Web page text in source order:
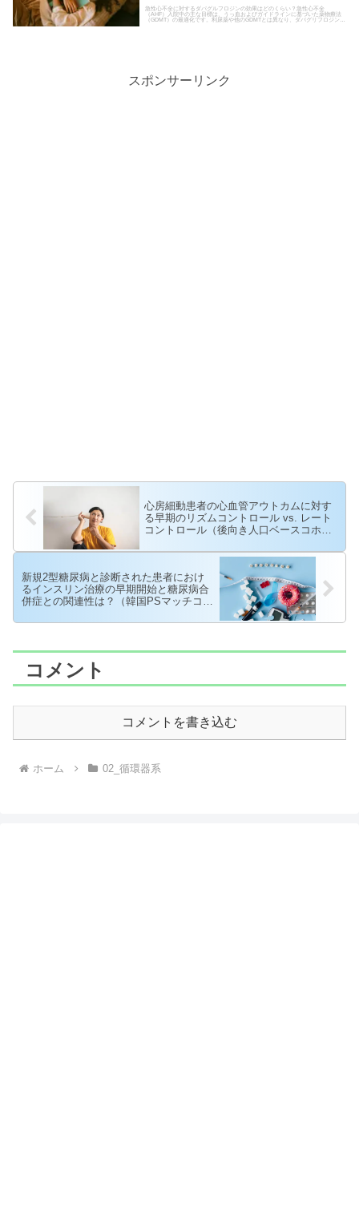
AHF試験; J Am Coll
Cardiol. 2024）
急性心不全に対するダパグルフロジンの効果はどのくらい？急性心不全
（AHF）入院中の主な目標は、うっ血およびガイドラインに基づいた薬物療法
（GDMT）の最適化です。利尿薬や他のGDMTとは異なり、ダパグリフロジンの
スポンサーリンク
心房細動患者の心血管アウトカムに対す
る早期のリズムコントロール vs. レート
コントロール（後向き人口ベースコホー
新規2型糖尿病と診断された患者におけ
るインスリン治療の早期開始と糖尿病合
併症との関連性は？（韓国PSマッチコホ
コメント
コメントを書き込む
ホーム 02_循環器系